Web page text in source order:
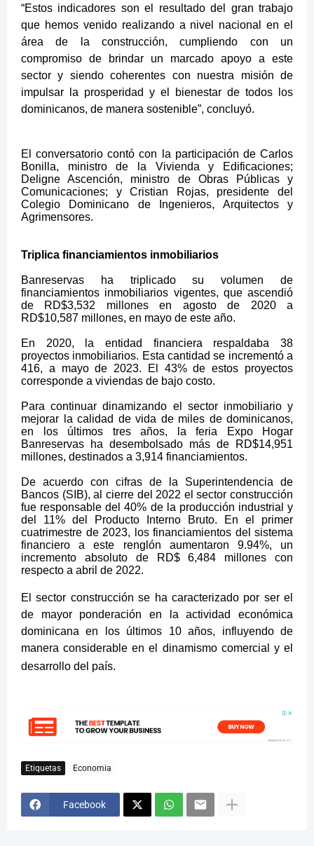
“Estos indicadores son el resultado del gran trabajo
que hemos venido realizando a nivel nacional en el
área de la construcción, cumpliendo con un
compromiso de brindar un marcado apoyo a este
sector y siendo coherentes con nuestra misión de
impulsar la prosperidad y el bienestar de todos los
dominicanos, de manera sostenible”, concluyó.
El conversatorio contó con la participación de Carlos
Bonilla, ministro de la Vivienda y Edificaciones;
Deligne Ascención, ministro de Obras Públicas y
Comunicaciones; y Cristian Rojas, presidente del
Colegio Dominicano de Ingenieros, Arquitectos y
Agrimensores.
Triplica financiamientos inmobiliarios
Banreservas ha triplicado su volumen de
financiamientos inmobiliarios vigentes, que ascendió
de RD$3,532 millones en agosto de 2020 a
RD$10,587 millones, en mayo de este año.
En 2020, la entidad financiera respaldaba 38
proyectos inmobiliarios. Esta cantidad se incrementó a
416, a mayo de 2023. El 43% de estos proyectos
corresponde a viviendas de bajo costo.
Para continuar dinamizando el sector inmobiliario y
mejorar la calidad de vida de miles de dominicanos,
en los últimos tres años, la feria Expo Hogar
Banreservas ha desembolsado más de RD$14,951
millones, destinados a 3,914 financiamientos.
De acuerdo con cifras de la Superintendencia de
Bancos (SIB), al cierre del 2022 el sector construcción
fue responsable del 40% de la producción industrial y
del 11% del Producto Interno Bruto. En el primer
cuatrimestre de 2023, los financiamientos del sistema
financiero a este renglón aumentaron 9.94%, un
incremento absoluto de RD$ 6,484 millones con
respecto a abril de 2022.
El sector construcción se ha caracterizado por ser el
de mayor ponderación en la actividad económica
dominicana en los últimos 10 años, influyendo de
manera considerable en el dinamismo comercial y el
desarrollo del país.
Etiquetas Economia
Facebook